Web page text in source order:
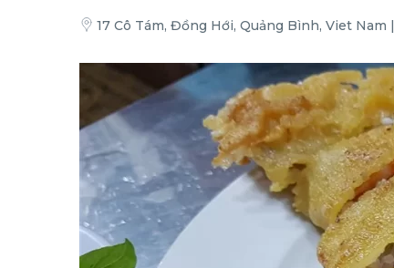
17 Cô Tám, Đồng Hới, Quảng Bình, Viet Nam |